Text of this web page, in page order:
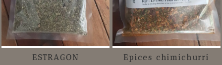
ESTRAGON Epices chimichurri